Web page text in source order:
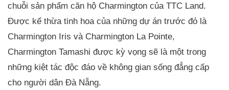
chuỗi sản phẩm căn hộ Charmington của TTC Land.
Được kế thừa tinh hoa của những dự án trước đó là
Charmington Iris và Charmington La Pointe,
Charmington Tamashi được kỳ vọng sẽ là một trong
những kiệt tác độc đáo về không gian sống đẳng cấp
cho người dân Đà Nẵng.